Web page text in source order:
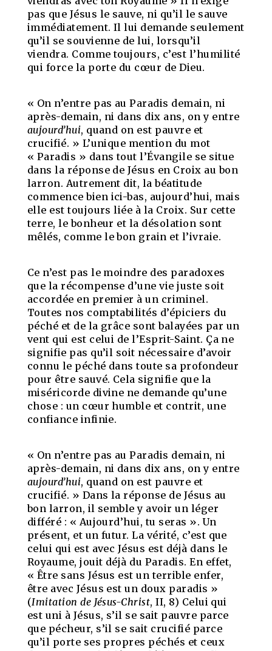
pas que Jésus le sauve, ni qu’il le sauve
immédiatement. Il lui demande seulement
qu’il se souvienne de lui, lorsqu’il
viendra. Comme toujours, c’est l’humilité
qui force la porte du cœur de Dieu.
« On n’entre pas au Paradis demain, ni
après-demain, ni dans dix ans, on y entre
aujourd’hui, quand on est pauvre et
crucifié. » L’unique mention du mot
« Paradis » dans tout l’Évangile se situe
dans la réponse de Jésus en Croix au bon
larron. Autrement dit, la béatitude
commence bien ici-bas, aujourd’hui, mais
elle est toujours liée à la Croix. Sur cette
terre, le bonheur et la désolation sont
mêlés, comme le bon grain et l’ivraie.
Ce n’est pas le moindre des paradoxes
que la récompense d’une vie juste soit
accordée en premier à un criminel.
Toutes nos comptabilités d’épiciers du
péché et de la grâce sont balayées par un
vent qui est celui de l’Esprit-Saint. Ça ne
signifie pas qu’il soit nécessaire d’avoir
connu le péché dans toute sa profondeur
pour être sauvé. Cela signifie que la
miséricorde divine ne demande qu’une
chose : un cœur humble et contrit, une
confiance infinie.
« On n’entre pas au Paradis demain, ni
après-demain, ni dans dix ans, on y entre
aujourd’hui, quand on est pauvre et
crucifié. » Dans la réponse de Jésus au
bon larron, il semble y avoir un léger
différé : « Aujourd’hui, tu seras ». Un
présent, et un futur. La vérité, c’est que
celui qui est avec Jésus est déjà dans le
Royaume, jouit déjà du Paradis. En effet,
« Être sans Jésus est un terrible enfer,
être avec Jésus est un doux paradis »
(Imitation de Jésus-Christ, II, 8) Celui qui
est uni à Jésus, s’il se sait pauvre parce
que pécheur, s’il se sait crucifié parce
qu’il porte ses propres péchés et ceux